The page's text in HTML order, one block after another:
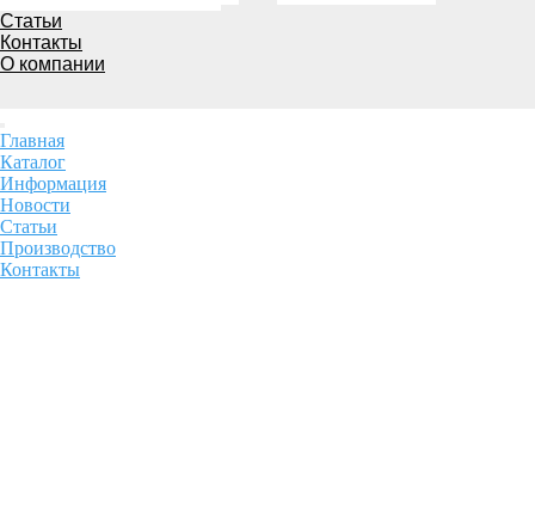
Статьи
Контакты
О компании
Главная
Каталог
Информация
Новости
Статьи
Производство
Контакты